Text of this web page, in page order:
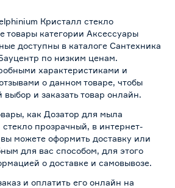
Кристалл стекло
товары категории Аксессуары
доступны в каталоге Сантехника
по низким ценам.
характеристиками и
о данном товаре, чтобы
и заказать товар онлайн.
как Дозатор для мыла
прозрачный, в интернет-
можете оформить доставку или
для вас способом, для этого
о доставке и самовывозе.
и оплатить его онлайн на